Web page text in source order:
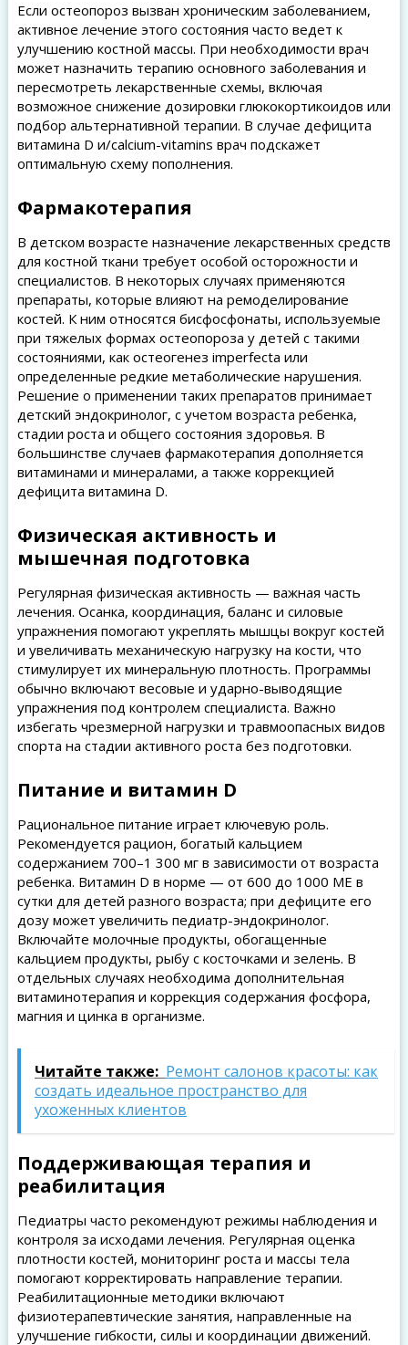
Если остеопороз вызван хроническим заболеванием,
активное лечение этого состояния часто ведет к
улучшению костной массы. При необходимости врач
может назначить терапию основного заболевания и
пересмотреть лекарственные схемы, включая
возможное снижение дозировки глюкокортикоидов или
подбор альтернативной терапии. В случае дефицита
витамина D и/calcium-vitamins врач подскажет
оптимальную схему пополнения.
Фармакотерапия
В детском возрасте назначение лекарственных средств
для костной ткани требует особой осторожности и
специалистов. В некоторых случаях применяются
препараты, которые влияют на ремоделирование
костей. К ним относятся бисфосфонаты, используемые
при тяжелых формах остеопороза у детей с такими
состояниями, как остеогенез imperfecta или
определенные редкие метаболические нарушения.
Решение о применении таких препаратов принимает
детский эндокринолог, с учетом возраста ребенка,
стадии роста и общего состояния здоровья. В
большинстве случаев фармакотерапия дополняется
витаминами и минералами, а также коррекцией
дефицита витамина D.
Физическая активность и
мышечная подготовка
Регулярная физическая активность — важная часть
лечения. Осанка, координация, баланс и силовые
упражнения помогают укреплять мышцы вокруг костей
и увеличивать механическую нагрузку на кости, что
стимулирует их минеральную плотность. Программы
обычно включают весовые и ударно-выводящие
упражнения под контролем специалиста. Важно
избегать чрезмерной нагрузки и травмоопасных видов
спорта на стадии активного роста без подготовки.
Питание и витамин D
Рациональное питание играет ключевую роль.
Рекомендуется рацион, богатый кальцием
содержанием 700–1 300 мг в зависимости от возраста
ребенка. Витамин D в норме — от 600 до 1000 МЕ в
сутки для детей разного возраста; при дефиците его
дозу может увеличить педиатр-эндокринолог.
Включайте молочные продукты, обогащенные
кальцием продукты, рыбу с косточками и зелень. В
отдельных случаях необходима дополнительная
витаминотерапия и коррекция содержания фосфора,
магния и цинка в организме.
Читайте также: Ремонт салонов красоты: как
создать идеальное пространство для
ухоженных клиентов
Поддерживающая терапия и
реабилитация
Педиатры часто рекомендуют режимы наблюдения и
контроля за исходами лечения. Регулярная оценка
плотности костей, мониторинг роста и массы тела
помогают корректировать направление терапии.
Реабилитационные методики включают
физиотерапевтические занятия, направленные на
улучшение гибкости, силы и координации движений.